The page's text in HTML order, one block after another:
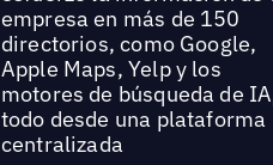
empresa en más de 150
directorios, como Google,
Apple Maps, Yelp y los
motores de búsqueda de
todo desde una plataforma
centralizada